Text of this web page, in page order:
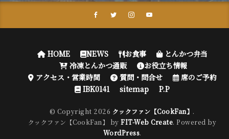
HOME NEWS お食事
とんかつ弁当
冷凍とんかつ通販
お役立ち情報
アクセス・営業時間
質問・問合せ
席のご予約
IBK0141
sitemap P.P
© Copyright 2026 クックファン【CookFan】 .
クックファン【CookFan】 byFIT-Web Create. Powered by
WordPress.